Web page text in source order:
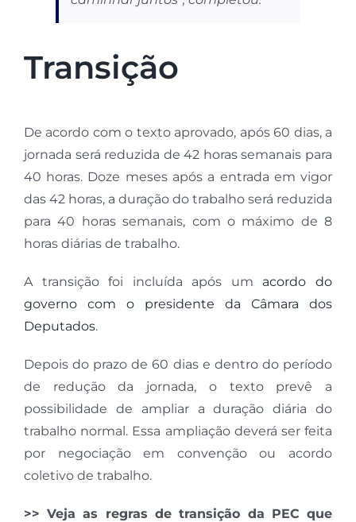
Transição
De acordo com o texto aprovado, após 60 dias, a
jornada será reduzida de 42 horas semanais para
40 horas. Doze meses após a entrada em vigor
das 42 horas, a duração do trabalho será reduzida
para 40 horas semanais, com o máximo de 8
horas diárias de trabalho.
A transição foi incluída após um acordo do
governo com o presidente da Câmara dos
Deputados.
Depois do prazo de 60 dias e dentro do período
de redução da jornada, o texto prevê a
possibilidade de ampliar a duração diária do
trabalho normal. Essa ampliação deverá ser feita
por negociação em convenção ou acordo
coletivo de trabalho.
>> Veja as regras de transição da PEC que